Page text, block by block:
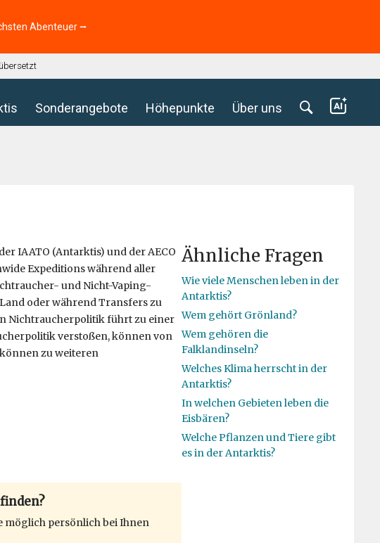
Abenteuer ⭢
Sonderangebote Höhepunkte Über uns
IAATO (Antarktis) und der AECO
Expeditions während aller
und Nicht-Vaping-
oder während Transfers zu
Nichtraucherpolitik führt zu einer
verstoßen, können von
zu weiteren
möglich persönlich bei Ihnen
Ähnliche Fragen
Wie viele Menschen leben in der
Antarktis?
Wem gehört Grönland?
Wem gehören die
Falklandinseln?
Welches Klima herrscht in der
Antarktis?
In welchen Gebieten leben die
Eisbären?
Welche Pflanzen und Tiere gibt
es in der Antarktis?